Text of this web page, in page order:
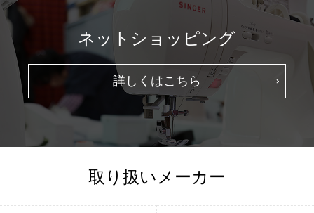
ネットショッピング
詳しくはこちら
取り扱いメーカー